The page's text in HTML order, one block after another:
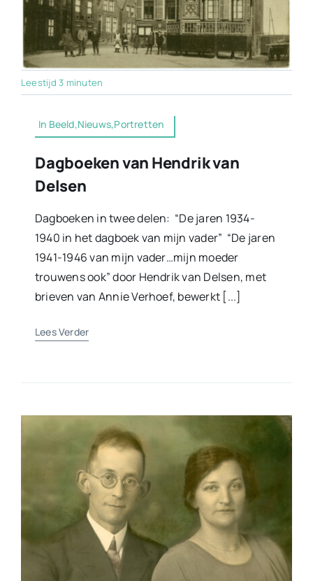
Leestijd 3 minuten
In Beeld,Nieuws,Portretten
Dagboeken van Hendrik van
Delsen
Dagboeken in twee delen: “De jaren 1934-
1940 in het dagboek van mijn vader” “De jaren
1941-1946 van mijn vader…mijn moeder
trouwens ook” door Hendrik van Delsen, met
brieven van Annie Verhoef, bewerkt [...]
Lees Verder